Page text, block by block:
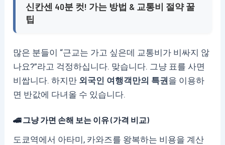
신칸센 40분 컷! 가는 방법 & 교통비 절약 꿀
팁
많은 분들이 “근교는 가고 싶은데 교통비가 비싸지 않
나요?”라고 걱정하십니다. 맞습니다. 그냥 표를 사면
비쌉니다. 하지만 외국인 여행객만의 특권을 이용하
면 반값에 다녀올 수 있습니다.
🚄 그냥 가면 손해 보는 이유 (가격 비교)
도쿄역에서 아타미, 카와즈를 왕복하는 비용을 계산